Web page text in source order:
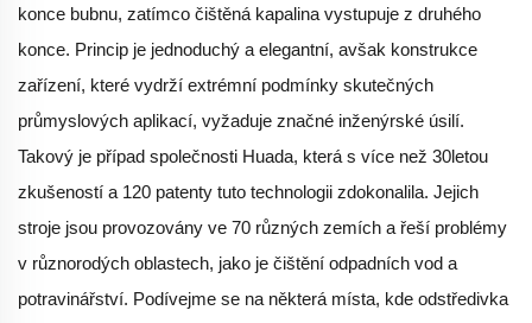
konce bubnu, zatímco čištěná kapalina vystupuje z druhého
konce. Princip je jednoduchý a elegantní, avšak konstrukce
zařízení, které vydrží extrémní podmínky skutečných
průmyslových aplikací, vyžaduje značné inženýrské úsilí.
Takový je případ společnosti Huada, která s více než 30letou
zkušeností a 120 patenty tuto technologii zdokonalila. Jejich
stroje jsou provozovány ve 70 různých zemích a řeší problémy
v různorodých oblastech, jako je čištění odpadních vod a
potravinářství. Podívejme se na některá místa, kde odstředivka